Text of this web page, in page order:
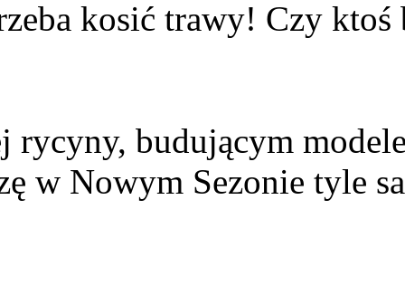
kosić trawy! Czy ktoś
rycyny, budującym
w Nowym Sezonie tyle